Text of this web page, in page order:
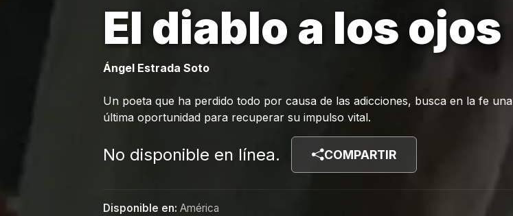
El diablo a los ojos
Ángel Estrada Soto
Un poeta que ha perdido todo por causa de las adicciones, busca en la fe una
última oportunidad para recuperar su impulso vital.
No disponible en línea. COMPARTIR
Disponible en: América